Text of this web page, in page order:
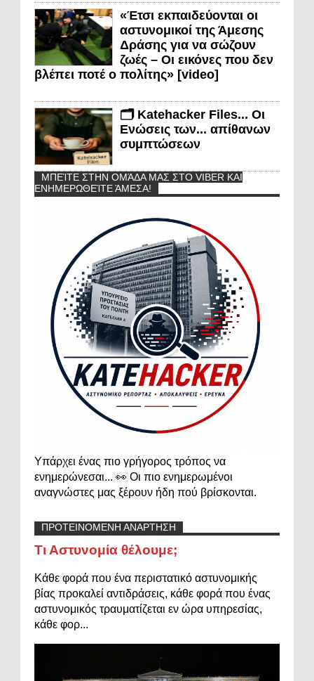
«Έτσι εκπαιδεύονται οι
αστυνομικοί της Άμεσης
Δράσης για να σώζουν
ζωές – Οι εικόνες που δεν
βλέπει ποτέ ο πολίτης» [video]
🗂️ Katehacker Files... Οι
Ενώσεις των... απίθανων
συμπτώσεων
ΜΠΕΊΤΕ ΣΤΗΝ ΟΜΆΔΑ ΜΑΣ ΣΤΟ VIBER ΚΑΙ
ΕΝΗΜΕΡΩΘΕΊΤΕ ΆΜΕΣΑ!
Υπάρχει ένας πιο γρήγορος τρόπος να
ενημερώνεσαι... 👀 Οι πιο ενημερωμένοι
αναγνώστες μας ξέρουν ήδη πού βρίσκονται.
ΠΡΟΤΕΙΝΟΜΕΝΗ ΑΝΑΡΤΗΣΗ
Τι Αστυνομία θέλουμε;
Κάθε φορά που ένα περιστατικό αστυνομικής
βίας προκαλεί αντιδράσεις, κάθε φορά που ένας
αστυνομικός τραυματίζεται εν ώρα υπηρεσίας,
κάθε φορ...